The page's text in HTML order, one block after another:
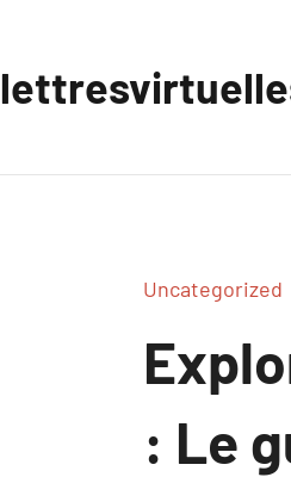
Uncategorized
: Le